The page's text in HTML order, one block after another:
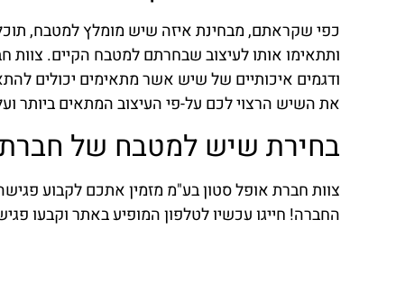
כפי שקראתם, מבחינת איזה שיש מומלץ למטבח,
ותתאימו אותו לעיצוב שבחרתם למטבח הקיים. צוות
ודגמים איכותיים של שיש אשר מתאימים יכולים
את השיש הרצוי לכם על-פי העיצוב המתאים
בחירת שיש למטבח של
צוות חברת אופל סטון בע"מ מזמין אתכם לקבוע
החברה! חייגו עכשיו לטלפון המופיע באתר וקבעו